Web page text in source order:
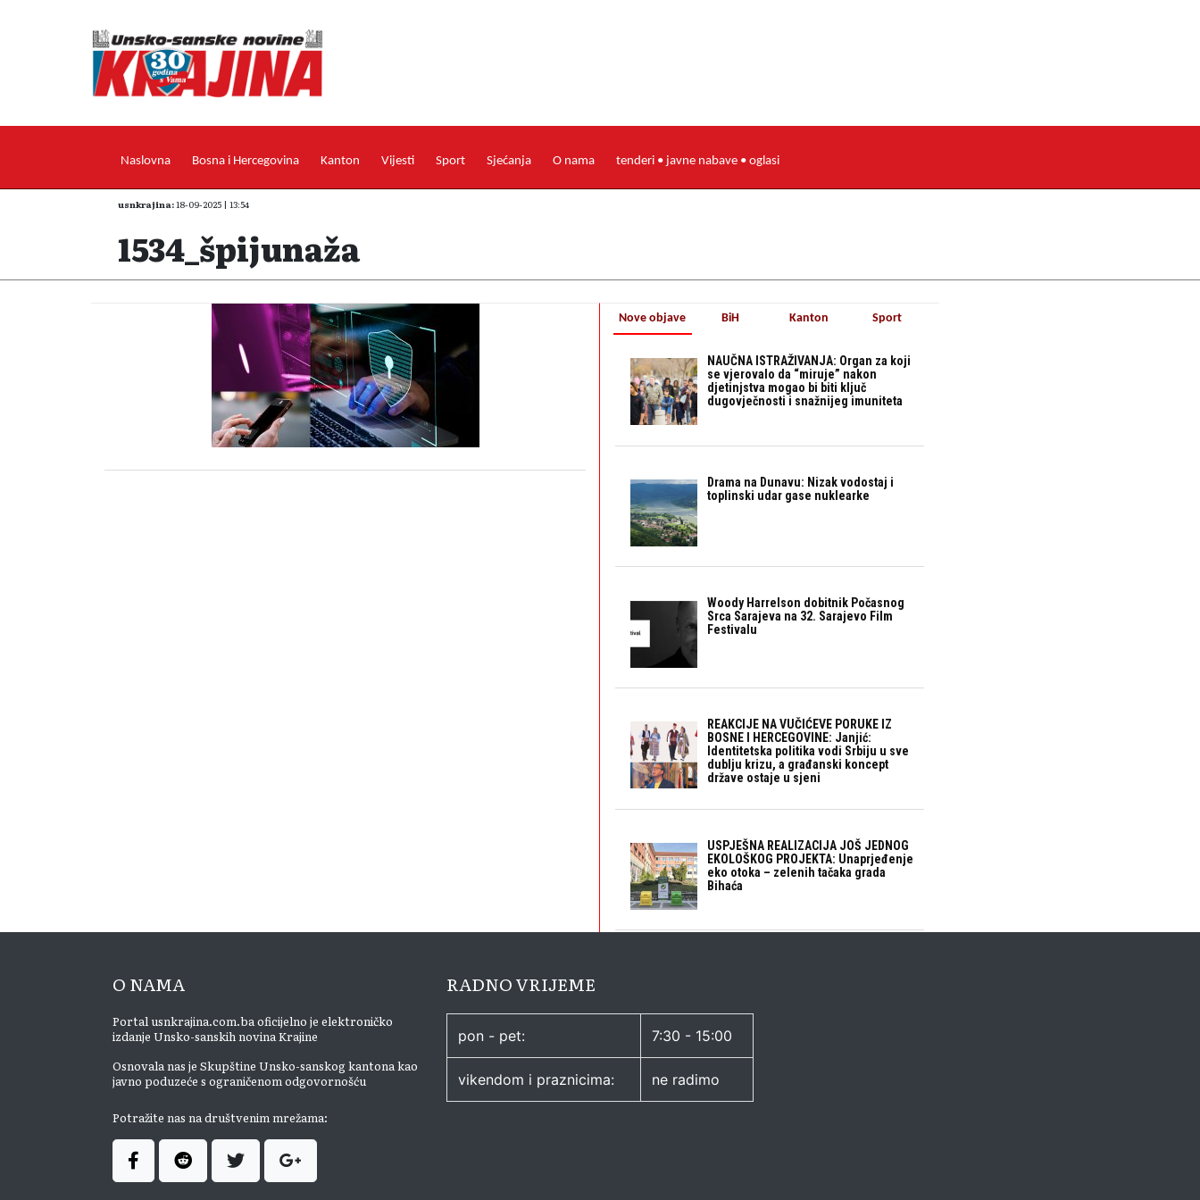
Naslovna Bosna i Hercegovina Kanton Vijesti Sport Sjećanja O nama tenderi • javne nabave • oglasi
usnkrajina:18-09-2025 | 13:54
1534_špijunaža
Nove objave
NAUČNA ISTRAŽIVANJA: Organ za koji
se vjerovalo da “miruje” nakon
djetinjstva mogao bi biti ključ
dugovječnosti i snažnijeg imuniteta
Drama na Dunavu: Nizak vodostaj i
toplinski udar gase nuklearke
Woody Harrelson dobitnik Počasnog
Srca Sarajeva na 32. Sarajevo Film
Festivalu
REAKCIJE NA VUČIĆEVE PORUKE IZ
BOSNE I HERCEGOVINE: Janjić:
Identitetska politika vodi Srbiju u sve
dublju krizu, a građanski koncept
države ostaje u sjeni
USPJEŠNA REALIZACIJA JOŠ JEDNOG
EKOLOŠKOG PROJEKTA: Unaprjeđenje
eko otoka – zelenih tačaka grada
Bihaća
BiH Kanton Sport
O NAMA
Portal usnkrajina.com.ba oficijelno je elektroničko
izdanje Unsko-sanskih novina Krajine
Osnovala nas je Skupštine Unsko-sanskog kantona kao
javno poduzeće s ograničenom odgovornošću
Potražite nas na društvenim mrežama:
RADNO VRIJEME
pon - pet: 7:30 - 15:00
vikendom i praznicima: ne radimo